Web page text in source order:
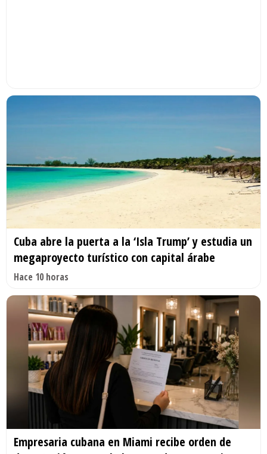
Cuba abre la puerta a la ‘Isla Trump’ y estudia un
megaproyecto turístico con capital árabe
Hace 10 horas
Empresaria cubana en Miami recibe orden de